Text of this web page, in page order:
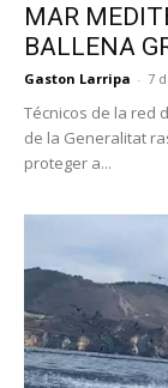
MAR
BALLENA
Gaston Larripa - 7
Técnicos de la red
de la Generalitat
proteger a...